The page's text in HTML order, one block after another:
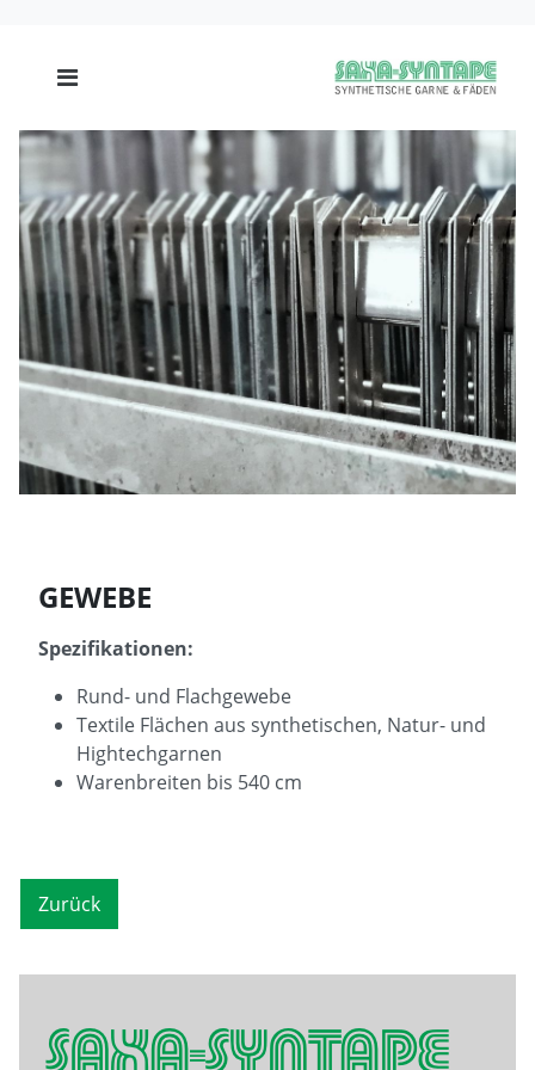
GEWEBE
Spezifikationen:
Rund- und Flachgewebe
Textile Flächen aus synthetischen, Natur- und
Hightechgarnen
Warenbreiten bis 540 cm
Zurück